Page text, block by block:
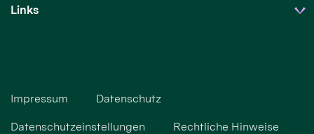
Links
Impressum Datenschutz
Datenschutzeinstellungen Rechtliche Hinweise